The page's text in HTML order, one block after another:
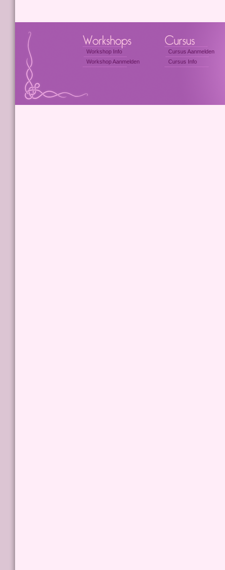
Workshop Info
Workshop Aanmelden
Cursus Aanmelden
Cursus Info